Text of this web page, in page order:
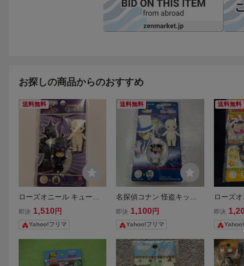
お探しの商品からのおすすめ
送料無料
ローズオニール キューピ
ー キュージョン リュウタ
即決 1,510 円
Yahoo!フリマ
送料無料
名探偵コナン 怪盗キッド
ローズオニールキューピー
即決 1,100 円
Yahoo!フリマ
送料無料
ローズ
× 天才バ
ョン ス
即決